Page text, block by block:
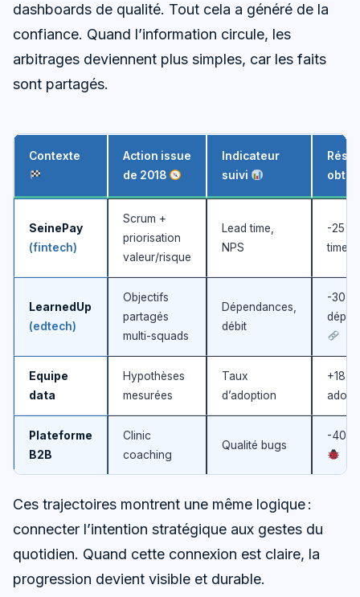
dashboards de qualité. Tout cela a généré de la
confiance. Quand l’information circule, les
arbitrages deviennent plus simples, car les faits
sont partagés.
Contexte
Action issue
de 2018
Indicateur
suivi
SeinePay
(fintech)
Scrum +
priorisation
valeur/risque
Lead time,
NPS
-25%
time
LearnedUp
(edtech)
Objectifs
partagés
multi-squads
Dépendances,
débit
-30%
Equipe
data
Hypothèses
mesurées
Taux
d’adoption
+18%
Plateforme
B2B
Clinic
coaching
Qualité bugs
-40%
Ces trajectoires montrent une même logique :
connecter l’intention stratégique aux gestes du
quotidien. Quand cette connexion est claire, la
progression devient visible et durable.